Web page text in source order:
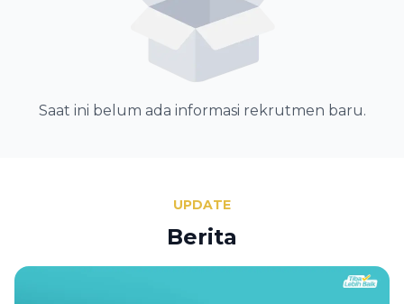
Saat ini belum ada informasi rekrutmen baru.
UPDATE
Berita